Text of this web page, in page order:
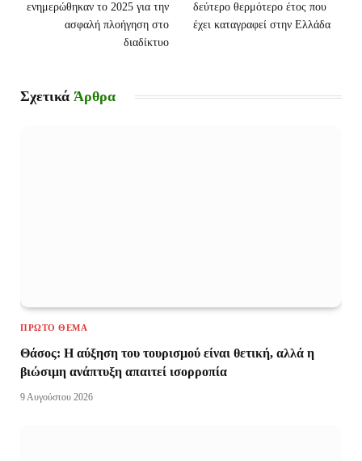
ενημερώθηκαν το 2025 για την
ασφαλή πλοήγηση στο
διαδίκτυο
δεύτερο θερμότερο έτος που
έχει καταγραφεί στην Ελλάδα
Σχετικά Άρθρα
ΠΡΏΤΟ ΘΈΜΑ
Θάσος: Η αύξηση του τουρισμού είναι θετική, αλλά η
βιώσιμη ανάπτυξη απαιτεί ισορροπία
9 Αυγούστου 2026